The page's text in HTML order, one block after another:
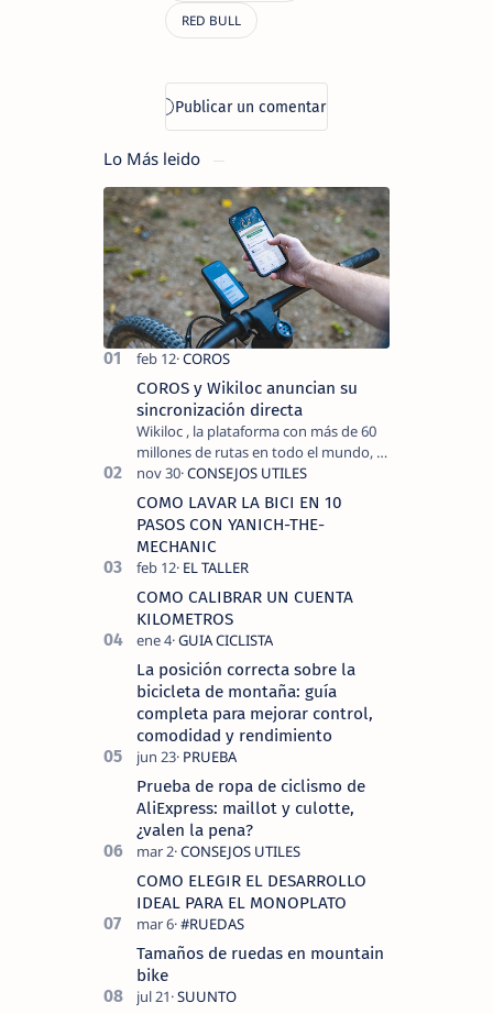
Lo Más leido
COROS y Wikiloc anuncian su
sincronización directa
Wikiloc , la plataforma con más de 60
millones de rutas en todo el mundo, y
COROS , marca de dispositivos GPS
reconocida mundialmente por su
tecnolo…
COMO LAVAR LA BICI EN 10
PASOS CON YANICH-THE-
MECHANIC
COMO CALIBRAR UN CUENTA
KILOMETROS
La posición correcta sobre la
bicicleta de montaña: guía
completa para mejorar control,
comodidad y rendimiento
Prueba de ropa de ciclismo de
AliExpress: maillot y culotte,
¿valen la pena?
COMO ELEGIR EL DESARROLLO
IDEAL PARA EL MONOPLATO
Tamaños de ruedas en mountain
bike